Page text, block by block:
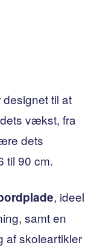
til at
vækst, fra
dets
til 90 cm.
, ideel
samt en
af skoleartikler